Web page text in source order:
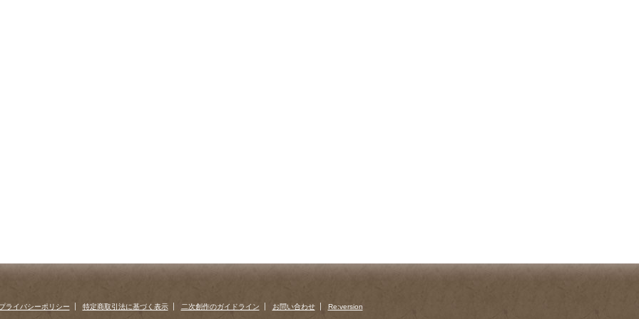
ライバシーポリシー 特定商取引法に基づく表示 二次創作のガイドライン お問い合わせ Re:version